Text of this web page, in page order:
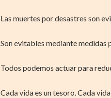
Las muertes por desastres son
Son evitables mediante medidas
Todos podemos actuar para
Cada vida es un tesoro. Cada